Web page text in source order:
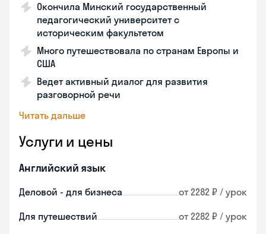
Окончила Минский государственный
педагогический университет с
историческим факультетом
Много путешествовала по странам Европы и
США
Ведет активный диалог для развития
разговорной речи
Читать дальше
Услуги и цены
Английский язык
Деловой - для бизнеса от 2282 ₽ / урок
Для путешествий от 2282 ₽ / урок